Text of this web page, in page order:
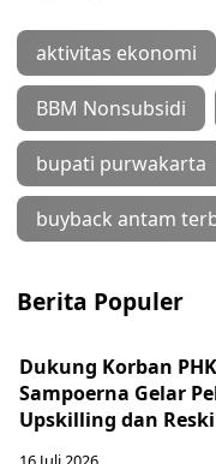
aktivitas ekonomi
BBM Nonsubsidi
bupati purwakarta
buyback antam
Berita Populer
Dukung Korban
Sampoerna Gelar
Upskilling dan